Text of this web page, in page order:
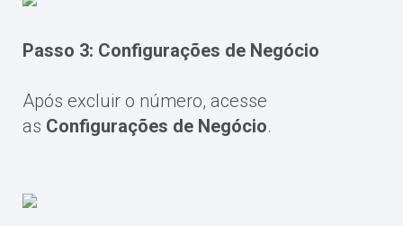
Passo 3: Configurações de Negócio
Após excluir o número, acesse
as Configurações de Negócio.